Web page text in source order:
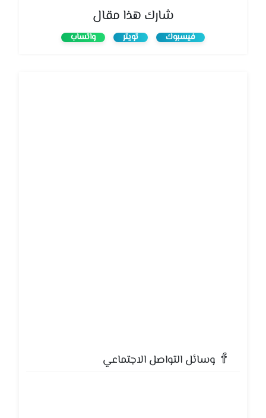
شارك هذا مقال
فيسبوك تويتر واتساب
وسائل التواصل الاجتماعي